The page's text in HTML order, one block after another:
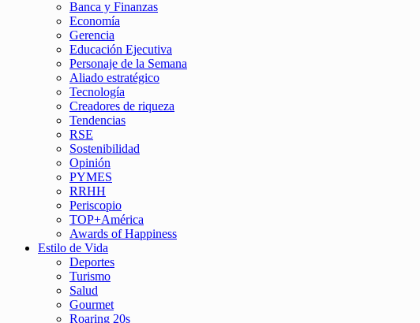
Banca y Finanzas
Economía
Gerencia
Educación Ejecutiva
Personaje de la Semana
Aliado estratégico
Tecnología
Creadores de riqueza
Tendencias
RSE
Sostenibilidad
Opinión
PYMES
RRHH
Periscopio
TOP+América
Awards of Happiness
Estilo de Vida
Deportes
Turismo
Salud
Gourmet
Roaring 20s